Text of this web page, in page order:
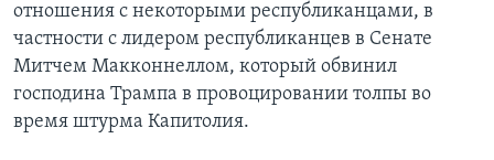
отношения с некоторыми республиканцами, в
частности с лидером республиканцев в Сенате
Митчем Макконнеллом, который обвинил
господина Трампа в провоцировании толпы во
время штурма Капитолия.